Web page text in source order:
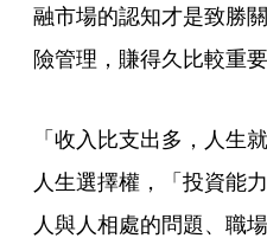
融市場的認知才是致勝
險管理，賺得久比較重要
「收入比支出多，人生
人生選擇權，「投資能
人與人相處的問題、職